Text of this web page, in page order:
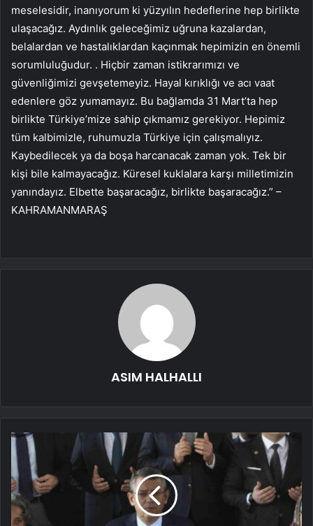
meselesidir, inanıyorum ki yüzyılın hedeflerine hep birlikte
ulaşacağız. Aydınlık geleceğimiz uğruna kazalardan,
belalardan ve hastalıklardan kaçınmak hepimizin en önemli
sorumluluğudur. . Hiçbir zaman istikrarımızı ve
güvenliğimizi gevşetemeyiz. Hayal kırıklığı ve acı vaat
edenlere göz yumamayız. Bu bağlamda 31 Mart’ta hep
birlikte Türkiye’mize sahip çıkmamız gerekiyor. Hepimiz
tüm kalbimizle, ruhumuzla Türkiye için çalışmalıyız.
Kaybedilecek ya da boşa harcanacak zaman yok. Tek bir
kişi bile kalmayacağız. Küresel kuklalara karşı milletimizin
yanındayız. Elbette başaracağız, birlikte başaracağız.” –
KAHRAMANMARAŞ
ASIM HALHALLI